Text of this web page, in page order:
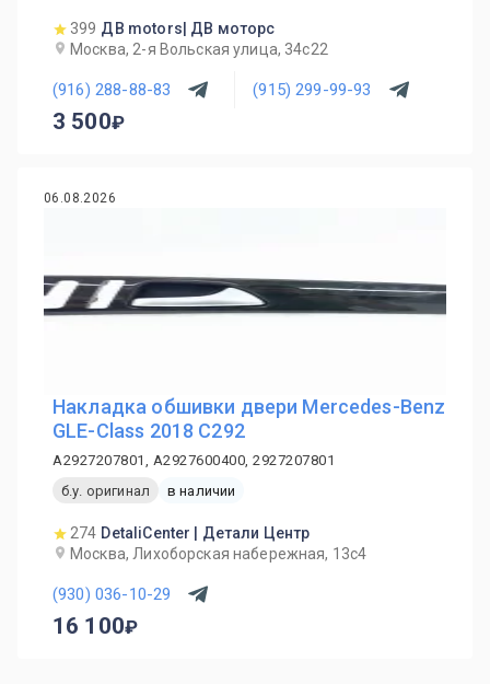
399 ДВ motors| ДВ моторс
Москва, 2-я Вольская улица, 34с22
(916) 288-88-83 (915) 299-99-93
3 500
06.08.2026
Накладка обшивки двери Mercedes-Benz
GLE-Class 2018 C292
A2927207801, A2927600400, 2927207801
б.у. оригинал
в наличии
274 DetaliCenter | Детали Центр
Москва, Лихоборская набережная, 13с4
(930) 036-10-29
16 100